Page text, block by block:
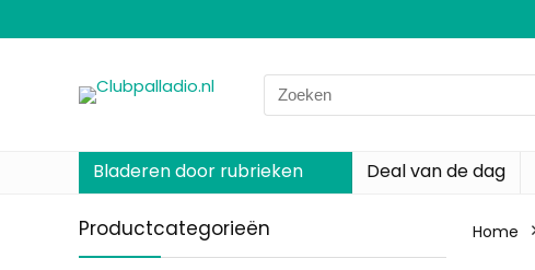
Search
for:
Bladeren door rubrieken Deal van de dag
Productcategorieën Home